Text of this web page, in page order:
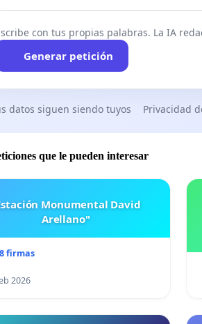
con tus propias palabras. La IA
Generar petición
datos siguen siendo tuyos Privacidad
que le pueden interesar
Monumental David
Arellano"
firmas
2026